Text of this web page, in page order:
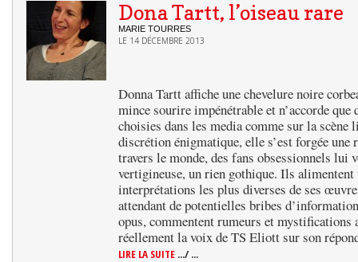
Dona Tartt, l’oiseau rare
MARIE TOURRES
LE 14 DÉCEMBRE 2013
Donna Tartt affiche une chevelure noire
mince sourire impénétrable et n’accorde que
choisies dans les media comme sur la
discrétion énigmatique, elle s’est forgée une
travers le monde, des fans obsessionnels lui
vertigineuse, un rien gothique. Ils
interprétations les plus diverses de ses
attendant de potentielles bribes
opus, commentent rumeurs et mystifications
réellement la voix de TS Eliott sur son
LIRE LA SUITE .../ ...